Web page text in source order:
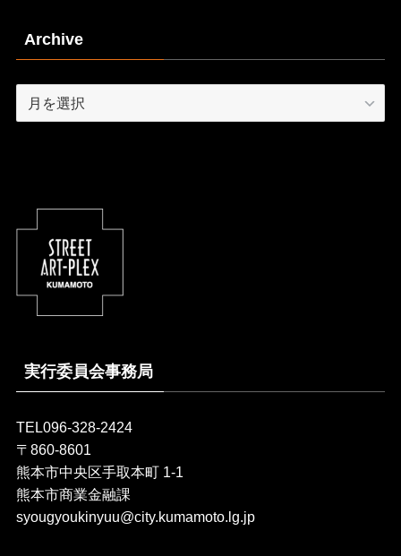
Archive
Archive
実行委員会事務局
TEL096-328-2424
〒860-8601
熊本市中央区手取本町 1-1
熊本市商業金融課
syougyoukinyuu@city.kumamoto.lg.jp